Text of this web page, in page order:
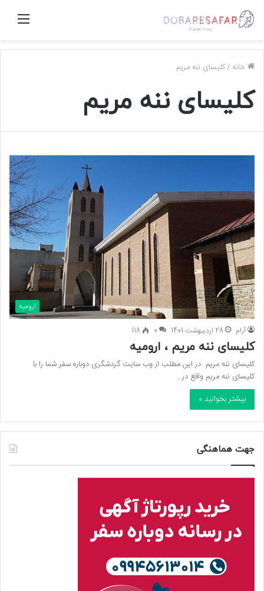
منو
خانه /کلیسای ننه مریم
کلیسای ننه مریم
ارومیه
آرام 28 اردیبهشت 1401 0
118
کلیسای ننه مریم ، ارومیه
کلیسای ننه مریم در این مطلب از وب سایت گردشگری دوباره سفر شما را با
کلیسای ننه مریم واقع در…
بیشتر بخوانید »
جهت هماهنگی